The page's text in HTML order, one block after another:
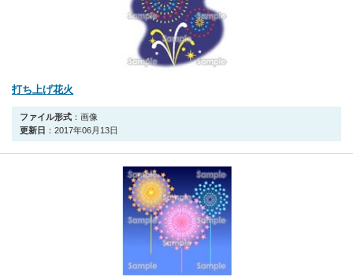
打ち上げ花火
ファイル形式 ：画像
更新日 ：2017年06月13日